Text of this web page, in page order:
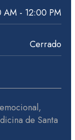
de Santa
AM - 12:00 PM
Cerrado